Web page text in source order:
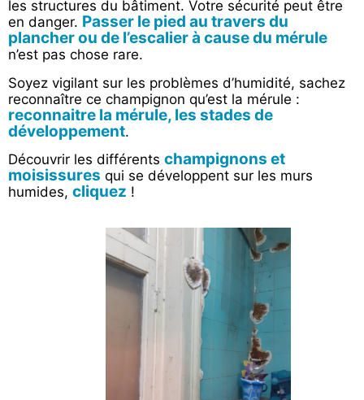
les structures du bâtiment. Votre sécurité peut être
en danger. Passer le pied au travers du
plancher ou de l’escalier à cause du mérule
n’est pas chose rare.
Soyez vigilant sur les problèmes d’humidité, sachez
reconnaître ce champignon qu’est la mérule :
reconnaitre la mérule, les stades de
développement.
Découvrir les différents champignons et
moisissures qui se développent sur les murs
humides, cliquez !